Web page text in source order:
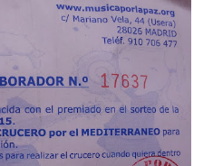
asi que me he dispuesto
lo he desconectado de la
llave de entrada de agua a la
de la izquierda (la llave es de
un grifo de agua caliente del
ya que había cortado la
Para quitar el tapón del filtro,